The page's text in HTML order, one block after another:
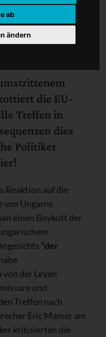
ab
ändern
die EU-
Treffen in
dies
Politiker
Reaktion auf die
Ungarns
einen Boykott der
"der
der Leyen
und
Treffen nach
Eric Mamer am
kritisierten die